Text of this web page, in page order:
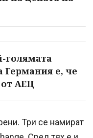
голямата
Германия е, че
от АЕЦ
Три се намират